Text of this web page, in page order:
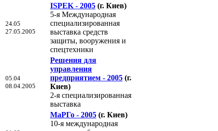
24.05
27.05.2005
ISPEK - 2005 (г. Киев)
5-я Международная
специализированная
выставка средств
защиты, вооружения и
спецтехники
05.04
08.04.2005
Решения для
управления
предприятием - 2005 (г.
Киев)
2-я специализированная
выставка
МаРГо - 2005 (г. Киев)
10-я международная